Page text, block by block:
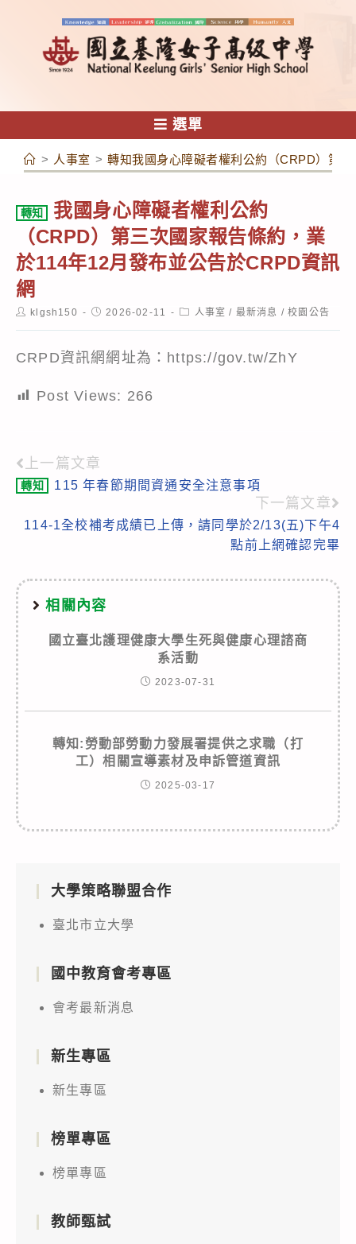
容
選單
> 人事室 > 轉知我國身心障礙者權利公約（CRPD）第
轉知
我國身心障礙者權利公約
（CRPD）第三次國家報告條約，業
於114年12月發布並公告於CRPD資訊
網
Postklgsh150
Post2026-02-11
Post人事室 / 最新消息 / 校園公告
CRPD資訊網網址為：https://gov.tw/ZhY
Post Views: 266
Read
more
articles
上一篇文章
轉知 115 年春節期間資通安全注意事項
下一篇文章
114-1全校補考成績已上傳，請同學於2/13(五)下午4
點前上網確認完畢
相關內容
國立臺北護理健康大學生死與健康心理諮商
系活動
2023-07-31
轉知:勞動部勞動力發展署提供之求職（打
工）相關宣導素材及申訴管道資訊
2025-03-17
大學策略聯盟合作
臺北市立大學
國中教育會考專區
會考最新消息
新生專區
新生專區
榜單專區
榜單專區
教師甄試